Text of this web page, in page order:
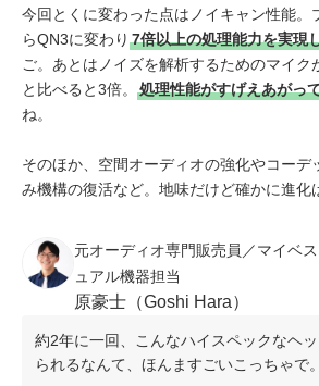
今回とくに変わった点はノイキャン性能。
らQN3に変わり 7倍以上の処理能力を実現
ご。あとはノイズを解析するためのマイク
と比べると3倍。
処理性能がすげえあがっ
ね。
そのほか、空間オーディオの強化やコーデ
み機構の復活など。地味だけど確かに進化
元オーディオ専門販売員／マイベ
ュアル機器担当
原豪士（Goshi Hara）
約2年に一回、こんなハイスペックなヘ
られるなんて、ほんますごいこっちゃで。